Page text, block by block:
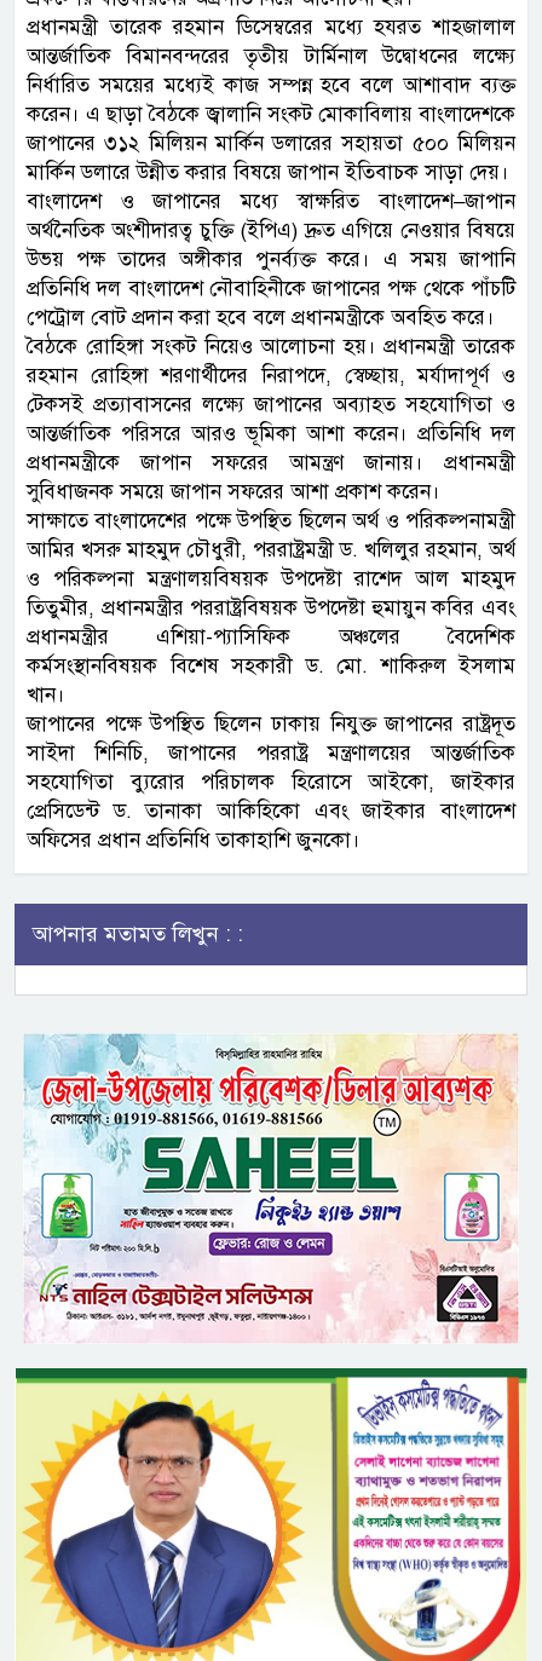
প্রধানমন্ত্রী তারেক রহমান ডিসেম্বরের মধ্যে হযরত শাহজালাল
আন্তর্জাতিক বিমানবন্দরের তৃতীয় টার্মিনাল উদ্বোধনের লক্ষ্যে
নির্ধারিত সময়ের মধ্যেই কাজ সম্পন্ন হবে বলে আশাবাদ ব্যক্ত
করেন। এ ছাড়া বৈঠকে জ্বালানি সংকট মোকাবিলায় বাংলাদেশকে
জাপানের ৩১২ মিলিয়ন মার্কিন ডলারের সহায়তা ৫০০ মিলিয়ন
মার্কিন ডলারে উন্নীত করার বিষয়ে জাপান ইতিবাচক সাড়া দেয়।
বাংলাদেশ ও জাপানের মধ্যে স্বাক্ষরিত বাংলাদেশ–জাপান
অর্থনৈতিক অংশীদারত্ব চুক্তি (ইপিএ) দ্রুত এগিয়ে নেওয়ার বিষয়ে
উভয় পক্ষ তাদের অঙ্গীকার পুনর্ব্যক্ত করে। এ সময় জাপানি
প্রতিনিধি দল বাংলাদেশ নৌবাহিনীকে জাপানের পক্ষ থেকে পাঁচটি
পেট্রোল বোট প্রদান করা হবে বলে প্রধানমন্ত্রীকে অবহিত করে।
বৈঠকে রোহিঙ্গা সংকট নিয়েও আলোচনা হয়। প্রধানমন্ত্রী তারেক
রহমান রোহিঙ্গা শরণার্থীদের নিরাপদে, স্বেচ্ছায়, মর্যাদাপূর্ণ ও
টেকসই প্রত্যাবাসনের লক্ষ্যে জাপানের অব্যাহত সহযোগিতা ও
আন্তর্জাতিক পরিসরে আরও ভূমিকা আশা করেন। প্রতিনিধি দল
প্রধানমন্ত্রীকে জাপান সফরের আমন্ত্রণ জানায়। প্রধানমন্ত্রী
সুবিধাজনক সময়ে জাপান সফরের আশা প্রকাশ করেন।
সাক্ষাতে বাংলাদেশের পক্ষে উপস্থিত ছিলেন অর্থ ও পরিকল্পনামন্ত্রী
আমির খসরু মাহমুদ চৌধুরী, পররাষ্ট্রমন্ত্রী ড. খলিলুর রহমান, অর্থ
ও পরিকল্পনা মন্ত্রণালয়বিষয়ক উপদেষ্টা রাশেদ আল মাহমুদ
তিতুমীর, প্রধানমন্ত্রীর পররাষ্ট্রবিষয়ক উপদেষ্টা হুমায়ুন কবির এবং
প্রধানমন্ত্রীর এশিয়া-প্যাসিফিক অঞ্চলের বৈদেশিক
কর্মসংস্থানবিষয়ক বিশেষ সহকারী ড. মো. শাকিরুল ইসলাম
খান।
জাপানের পক্ষে উপস্থিত ছিলেন ঢাকায় নিযুক্ত জাপানের রাষ্ট্রদূত
সাইদা শিনিচি, জাপানের পররাষ্ট্র মন্ত্রণালয়ের আন্তর্জাতিক
সহযোগিতা ব্যুরোর পরিচালক হিরোসে আইকো, জাইকার
প্রেসিডেন্ট ড. তানাকা আকিহিকো এবং জাইকার বাংলাদেশ
অফিসের প্রধান প্রতিনিধি তাকাহাশি জুনকো।
আপনার মতামত লিখুন : :